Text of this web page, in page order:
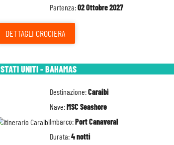
Partenza:02 Ottobre 2027
DETTAGLI CROCIERA
STATI UNITI - BAHAMAS
Destinazione:Caraibi
Nave:MSC Seashore
Imbarco:Port Canaveral
Durata:4 notti